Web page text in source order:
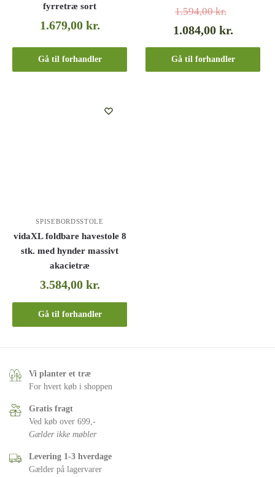
fyrretræ sort
1.679,00 kr.
Gå til forhandler
1.594,00kr.
1.084,00 kr.
Gå til forhandler
SPISEBORDSSTOLE
vidaXL foldbare havestole 8
stk. med hynder massivt
akacietræ
3.584,00 kr.
Gå til forhandler
Vi planter et træ
For hvert køb i shoppen
Gratis fragt
Ved køb over 699,-
Gælder ikke møbler
Levering 1-3 hverdage
Gælder på lagervarer